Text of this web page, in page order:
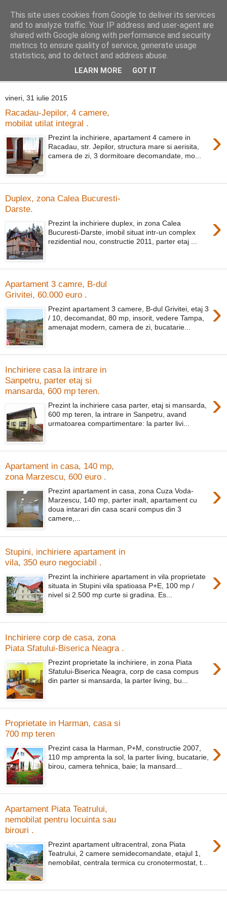
Distinct Imobiliare
Adrian Cocis 0742 129 909 ; Vasile Baciu 0768 440 185
vineri, 31 iulie 2015
Racadau-Jepilor, 4 camere,
mobilat utilat integral .
›
Prezint la inchiriere, apartament 4 camere in
Racadau, str. Jepilor, structura mare si aerisita,
camera de zi, 3 dormitoare decomandate, mo...
Duplex, zona Calea Bucuresti-
Darste.
›
Prezint la inchiriere duplex, in zona Calea
Bucuresti-Darste, imobil situat intr-un complex
rezidential nou, constructie 2011, parter etaj ...
Apartament 3 camre, B-dul
Grivitei, 60.000 euro .
›
Prezint apartament 3 camere, B-dul Grivitei, etaj 3
/ 10, decomandat, 80 mp, insorit, vedere Tampa,
amenajat modern, camera de zi, bucatarie...
Inchiriere casa la intrare in
Sanpetru, parter etaj si
mansarda, 600 mp teren.
›
Prezint la inchiriere casa parter, etaj si mansarda,
600 mp teren, la intrare in Sanpetru, avand
urmatoarea compartimentare: la parter livi...
Apartament in casa, 140 mp,
zona Marzescu, 600 euro .
›
Prezint apartament in casa, zona Cuza Voda-
Marzescu, 140 mp, parter inalt, apartament cu
doua intarari din casa scarii compus din 3
camere,...
Stupini, inchiriere apartament in
vila, 350 euro negociabil .
›
Prezint la inchiriere apartament in vila proprietate
situata in Stupini vila spatioasa P+E, 100 mp /
nivel si 2.500 mp curte si gradina. Es...
Inchiriere corp de casa, zona
Piata Sfatului-Biserica Neagra .
›
Prezint proprietate la inchiriere, in zona Piata
Sfatului-Biserica Neagra, corp de casa compus
din parter si mansarda, la parter living, bu...
Proprietate in Harman, casa si
700 mp teren
›
Prezint casa la Harman, P+M, constructie 2007,
110 mp amprenta la sol, la parter living, bucatarie,
birou, camera tehnica, baie; la mansard...
Apartament Piata Teatrului,
nemobilat pentru locuinta sau
birouri .
›
Prezint apartament ultracentral, zona Piata
Teatrului, 2 camere semidecomandate, etajul 1,
nemobilat, centrala termica cu cronotermostat, t...
This site uses cookies from Google to deliver its services
and to analyze traffic. Your IP address and user-agent are
shared with Google along with performance and security
metrics to ensure quality of service, generate usage
statistics, and to detect and address abuse.
LEARN MORE GOT IT